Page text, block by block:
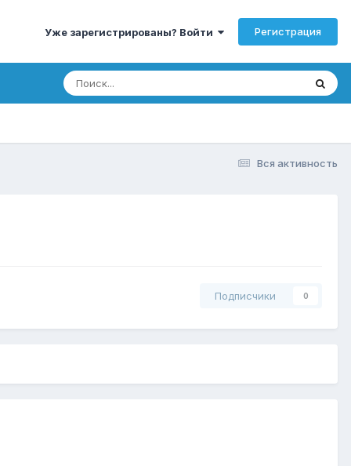
Уже зарегистрированы? Войти Регистрация
Вся активность
Подписчики 0